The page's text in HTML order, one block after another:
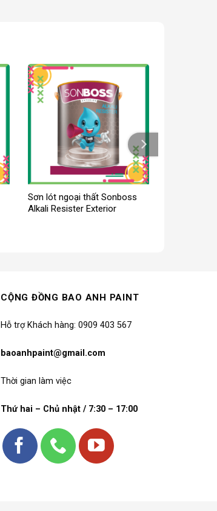
Sơn lót ngoại thất Sonboss
Alkali Resister Exterior
CỘNG ĐỒNG BAO ANH PAINT
Hỗ trợ Khách hàng: 0909 403 567
baoanhpaint@gmail.com
Thời gian làm việc
Thứ hai – Chủ nhật / 7:30 – 17:00